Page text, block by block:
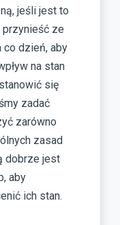
jeśli jest to
ze
co dzień, aby
na stan
się
zadać
zarówno
zasad
dobrze jest
aby
ich stan.